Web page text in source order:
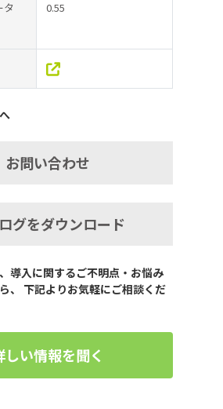
タ
0.55
お問い合わせ
グをダウンロード
導入に関するご不明点・お悩み
、 下記よりお気軽にご相談くだ
しい情報を聞く